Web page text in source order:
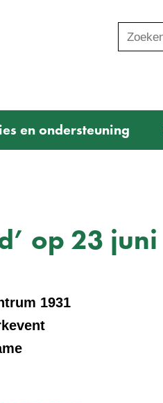
o
e
n
Zoeken
en ondersteuning
op 23 juni
1931